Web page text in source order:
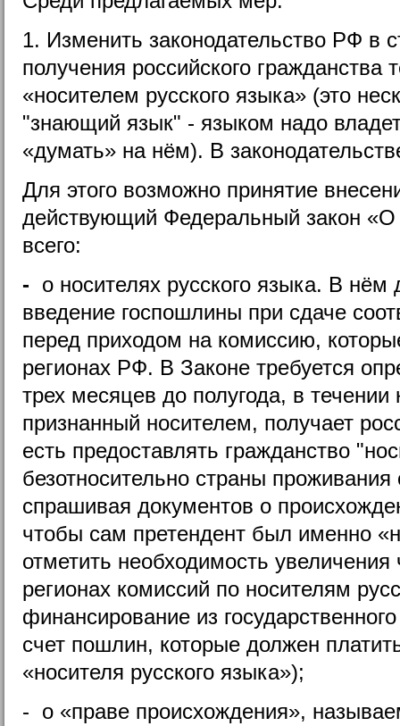
1. Изменить законодательство РФ в
получения российского гражданства
«носителем русского языка» (это
"знающий язык" - языком надо
«думать» на нём). В
Для этого возможно принятие
действующий Федеральный закон «О
всего:
- о носителях русского языка. В
введение госпошлины при сдаче
перед приходом на комиссию,
регионах РФ. В Законе требуется
трех месяцев до полугода, в течении
признанный носителем, получает
есть предоставлять гражданство
безотносительно страны
спрашивая документов о
чтобы сам претендент был именно
отметить необходимость
регионах комиссий по носителям
финансирование из
счет пошлин, которые должен
«носителя русского языка»);
- о «праве происхождения»,